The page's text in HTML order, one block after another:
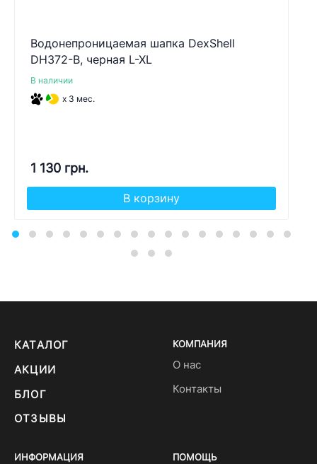
Водонепроницаемая шапка DexShell
DH372-B, черная L-XL
В наличии
x 3 мес.
1 130 грн.
В корзину
КАТАЛОГ
АКЦИИ
БЛОГ
ОТЗЫВЫ
КОМПАНИЯ
О нас
Контакты
ИНФОРМАЦИЯ ПОМОЩЬ